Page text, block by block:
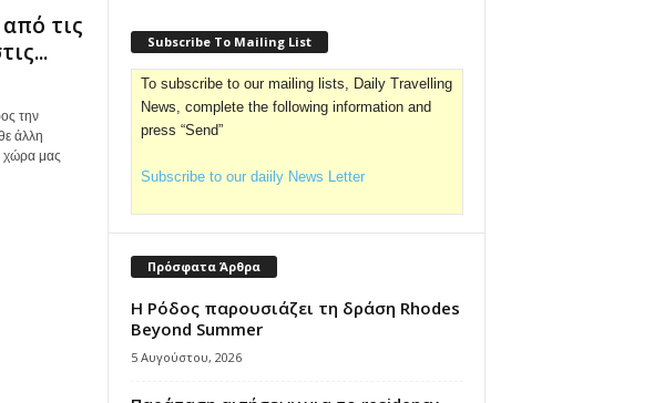
τις
την
άλλη
χώρα μας
Subscribe To Mailing List
To subscribe to our mailing lists, Daily Travelling
News, complete the following information and
press “Send”
Subscribe to our daiily News Letter
Πρόσφατα Άρθρα
Η Ρόδος παρουσιάζει τη δράση Rhodes
Beyond Summer
5 Αυγούστου, 2026